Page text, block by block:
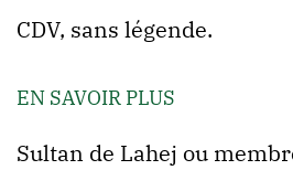
CDV, sans légende.
EN SAVOIR PLUS
Sultan de Lahej ou